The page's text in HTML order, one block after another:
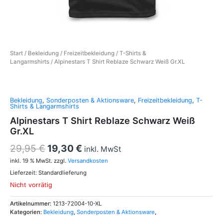
Start / Bekleidung / Freizeitbekleidung / T-Shirts &
Langarmshirts / Alpinestars T Shirt Reblaze Schwarz Weiß Gr.XL
Bekleidung, Sonderposten & Aktionsware, Freizeitbekleidung, T-
Shirts & Langarmshirts
Alpinestars T Shirt Reblaze Schwarz Weiß
Gr.XL
29,95€ 19,30€ inkl. MwSt
inkl. 19 % MwSt. zzgl. Versandkosten
Lieferzeit: Standardlieferung
Nicht vorrätig
Artikelnummer: 1213-72004-10-XL
Kategorien: Bekleidung, Sonderposten & Aktionsware,